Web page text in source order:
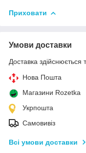
Приховати
Умови доставки
Доставка здійснюється
Нова Пошта
Магазини Rozetka
Укрпошта
Самовивіз
Всі умови доставки